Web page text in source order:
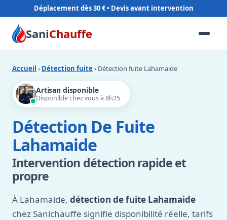
Déplacement dès 30 €
SaniChauffe
Accueil › Détection fuite › Détection fuite Lahamaide
Artisan disponible
Disponible chez vous à 8h25
Détection De Fuite
Lahamaide
Intervention détection rapide et
propre
À Lahamaide, détection de fuite Lahamaide
chez Sanichauffe signifie disponibilité réelle, tarifs